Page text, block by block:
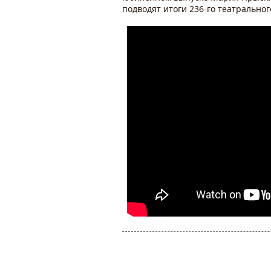
подводят итоги 236-го